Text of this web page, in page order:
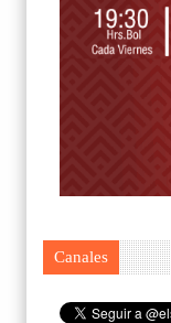
Canales